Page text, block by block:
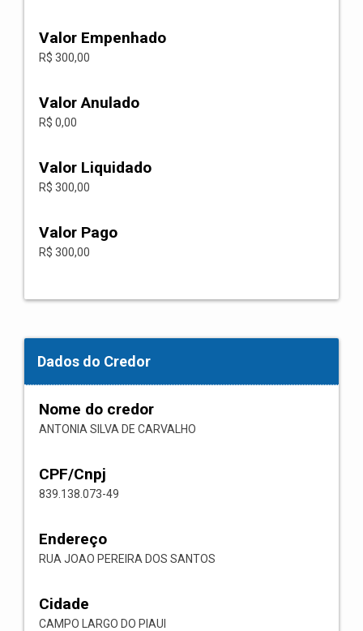
Valor Empenhado
R$ 300,00
Valor Anulado
R$ 0,00
Valor Liquidado
R$ 300,00
Valor Pago
R$ 300,00
Dados do Credor
Nome do credor
ANTONIA SILVA DE CARVALHO
CPF/Cnpj
839.138.073-49
Endereço
RUA JOAO PEREIRA DOS SANTOS
Cidade
CAMPO LARGO DO PIAUI